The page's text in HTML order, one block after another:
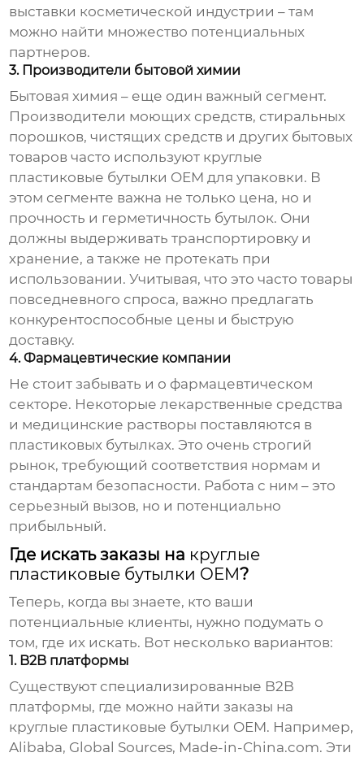
выставки косметической индустрии – там
можно найти множество потенциальных
партнеров.
3. Производители бытовой химии
Бытовая химия – еще один важный сегмент.
Производители моющих средств, стиральных
порошков, чистящих средств и других бытовых
товаров часто используют круглые
пластиковые бутылки OEM для упаковки. В
этом сегменте важна не только цена, но и
прочность и герметичность бутылок. Они
должны выдерживать транспортировку и
хранение, а также не протекать при
использовании. Учитывая, что это часто товары
повседневного спроса, важно предлагать
конкурентоспособные цены и быструю
доставку.
4. Фармацевтические компании
Не стоит забывать и о фармацевтическом
секторе. Некоторые лекарственные средства
и медицинские растворы поставляются в
пластиковых бутылках. Это очень строгий
рынок, требующий соответствия нормам и
стандартам безопасности. Работа с ним – это
серьезный вызов, но и потенциально
прибыльный.
Где искать заказы на круглые
пластиковые бутылки OEM?
Теперь, когда вы знаете, кто ваши
потенциальные клиенты, нужно подумать о
том, где их искать. Вот несколько вариантов:
1. B2B платформы
Существуют специализированные B2B
платформы, где можно найти заказы на
круглые пластиковые бутылки OEM. Например,
Alibaba, Global Sources, Made-in-China.com. Эти